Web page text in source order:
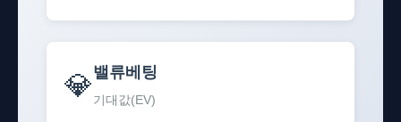
💎밸류베팅
기대값(EV)